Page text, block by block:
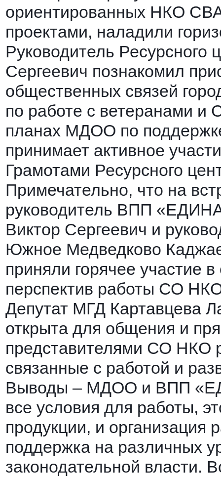
ориентированных НКО
проектами, наладили
Руководитель Ресурсного
Сергеевич познакомил
общественных связей
по работе с ветеранами и
планах МДОО по
принимает активное
Грамотами Ресурсного
Примечательно, что на
руководитель ВПП
Виктор Сергеевич и
Южное Медведково
приняли горячее участие
перспектив работы СО
Депутат МГД Картавцева
открыта для общения и
представителями СО НКО
связанные с работой и
Выводы – МДОО и ВПП
все условия для работы,
продукции, и организация
поддержка на различных
законодательной власти.